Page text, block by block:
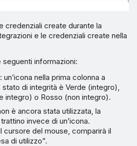
credenziali create durante la
e le credenziali create nella
seguenti informazioni:
: un’icona nella prima colonna a
stato di integrità è Verde (integro),
integro) o Rosso (non integro).
è ancora stata utilizzata, la
invece di un’icona.
cursore del mouse, comparirà il
di utilizzo”.